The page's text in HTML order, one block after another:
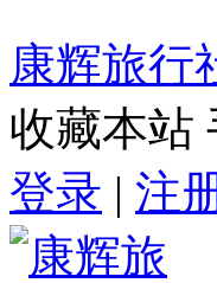
康辉旅行
收藏本站
登录 | 注